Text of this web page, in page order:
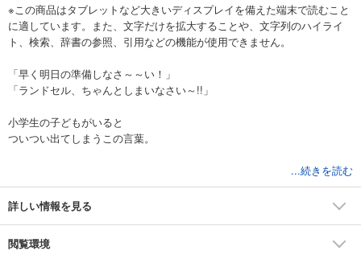
※この商品はタブレットなど大きいディスプレイを備えた端末で読むこと
に適しています。また、文字だけを拡大することや、文字列のハイライ
ト、検索、辞書の参照、引用などの機能が使用できません。
「早く明日の準備しなさ～～い！」
「ランドセル、ちゃんとしまいなさい～!!」
小学生の子どもがいると
ついつい出てしまうこの言葉。
＊
学習机どうする？
ランドセルはどこに置く？
...続きを読む
詳しい情報を見る
閲覧環境